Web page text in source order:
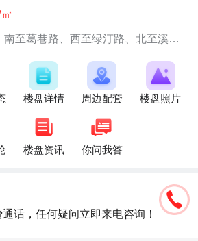
至葛巷路、西至绿汀路、北至溪望路
楼盘详情 周边配套 楼盘照片
楼盘资讯 你问我答
话，任何疑问立即来电咨询！